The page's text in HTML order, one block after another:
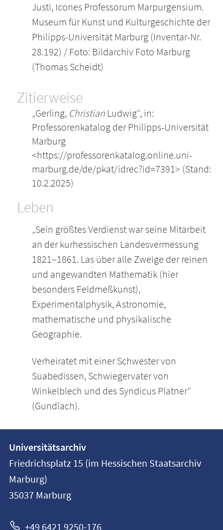
Justi, Icones Professorum Marpurgensium.
Museum für Kunst und Kulturgeschichte der
Philipps-Universität Marburg (Inventar-Nr.
28.192) / Foto: Bildarchiv Foto Marburg
(Thomas Scheidt)
Zitierweise
„Gerling, Christian Ludwig“, in:
Professorenkatalog der Philipps-Universität
Marburg
<https://professorenkatalog.online.uni-
marburg.de/de/pkat/idrec?id=7391> (Stand:
10.2.2025)
Leben
„Sein größtes Verdienst war seine Mitarbeit
an der kurhessischen Landesvermessung
1821–1861. Las über alle Zweige der reinen
und angewandten Mathematik (hier
besonders Feldmeßkunst),
Experimentalphysik, Astronomie,
mathematische und physikalische
Geographie.
Verheiratet mit einer Schwester von
Suabedissen, Schwiegervater von
Winkelblech und des Syndicus Platner“
(Gundlach).
Kontakt
und
Informationen
zur
Website
der
Universität
Marburg
Universitätsarchiv
Friedrichsplatz 15 (im Hessischen Staatsarchiv
Marburg)
35037 Marburg
+49 6421 9250-176